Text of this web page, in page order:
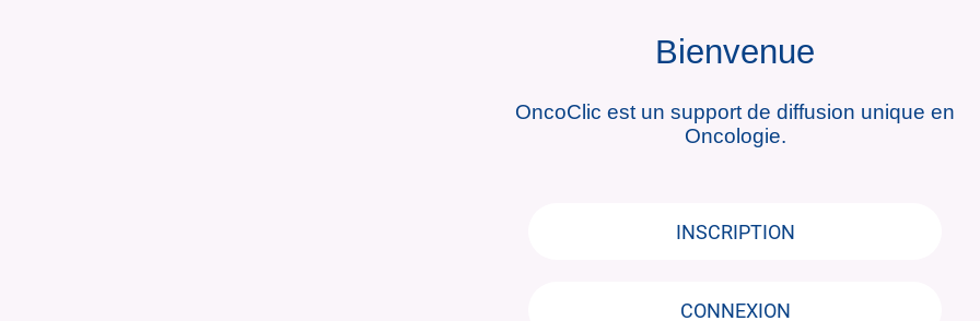
Bienvenue
OncoClic est un support de diffusion unique en
Oncologie.
INSCRIPTION
CONNEXION